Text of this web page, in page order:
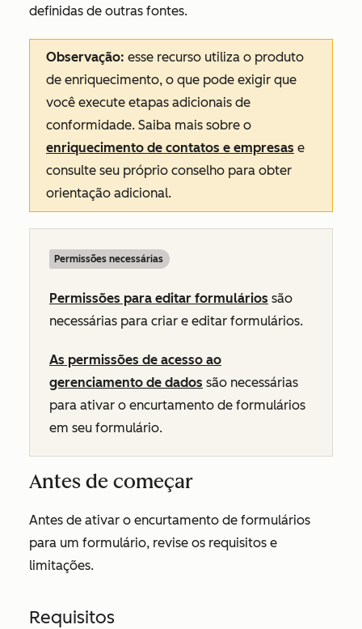
definidas de outras fontes.
Observação: esse recurso utiliza o produto
de enriquecimento, o que pode exigir que
você execute etapas adicionais de
conformidade. Saiba mais sobre o
enriquecimento de contatos e empresas e
consulte seu próprio conselho para obter
orientação adicional.
Permissões necessárias
Permissões para editar formulários são
necessárias para criar e editar formulários.
As permissões de acesso ao
gerenciamento de dados são necessárias
para ativar o encurtamento de formulários
em seu formulário.
Antes de começar
Antes de ativar o encurtamento de formulários
para um formulário, revise os requisitos e
limitações.
Requisitos